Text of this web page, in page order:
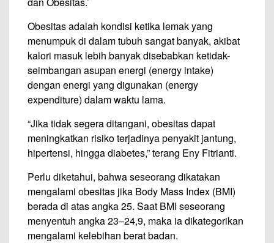
Obesitas adalah kondisi ketika lemak yang
menumpuk di dalam tubuh sangat banyak, akibat
kalori masuk lebih banyak disebabkan ketidak-
seimbangan asupan energi (energy intake)
dengan energi yang digunakan (energy
expenditure) dalam waktu lama.
“Jika tidak segera ditangani, obesitas dapat
meningkatkan risiko terjadinya penyakit jantung,
hipertensi, hingga diabetes,” terang Eny Fitrianti.
Perlu diketahui, bahwa seseorang dikatakan
mengalami obesitas jika Body Mass Index (BMI)
berada di atas angka 25. Saat BMI seseorang
menyentuh angka 23–24,9, maka ia dikategorikan
mengalami kelebihan berat badan.